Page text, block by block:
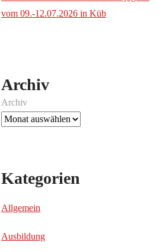
vom 09.-12.07.2026 in Küb
Archiv
Archiv
Kategorien
Allgemein
Ausbildung